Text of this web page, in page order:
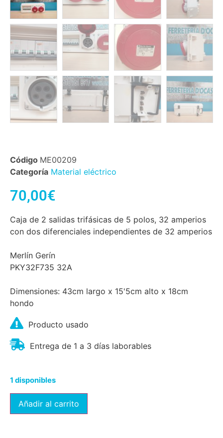
Código ME00209
Categoría Material eléctrico
70,00€
Caja de 2 salidas trifásicas de 5 polos, 32 amperios
con dos diferenciales independientes de 32 amperios
Merlín Gerín
PKY32F735 32A
Dimensiones: 43cm largo x 15'5cm alto x 18cm
hondo
Producto usado
Entrega de 1 a 3 días laborables
1 disponibles
Añadir al carrito